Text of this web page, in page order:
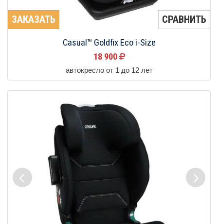
ЗАКАЗАТЬ СРАВНИТЬ
Casual™ Goldfix Eco i-Size
18 900
автокресло от 1 до 12 лет